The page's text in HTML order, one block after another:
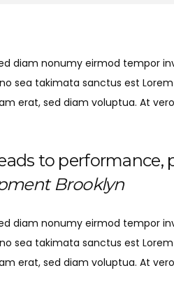
diam nonumy eirmod tempor
sea takimata sanctus est
erat, sed diam voluptua. At
to performance,
Brooklyn
diam nonumy eirmod tempor
sea takimata sanctus est
erat, sed diam voluptua. At